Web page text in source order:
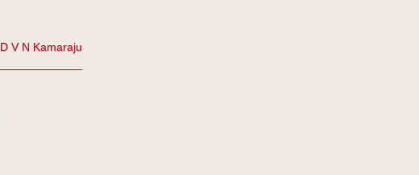
D V N Kamaraju